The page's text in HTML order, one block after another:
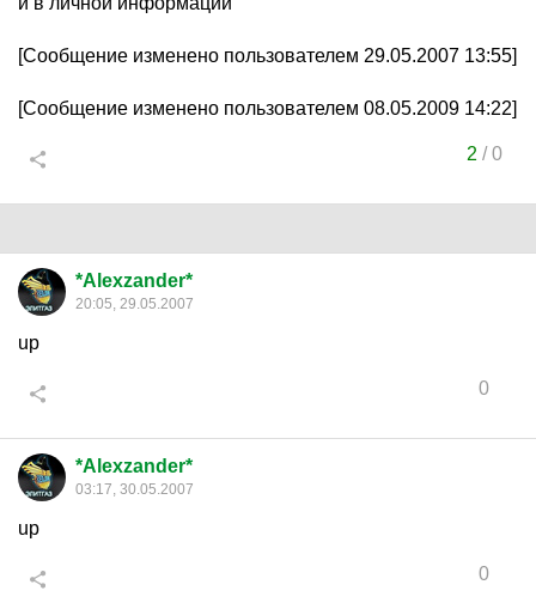
[Сообщение изменено пользователем 29.05.2007 13:55]
[Сообщение изменено пользователем 08.05.2009 14:22]
2 /0
*Alexzander*
20:05, 29.05.2007
up
0
*Alexzander*
03:17, 30.05.2007
up
0